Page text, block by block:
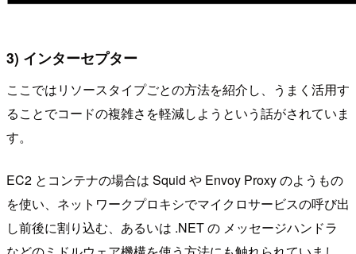
3) インターセプター
ここではリソースタイプごとの方法を紹介し、うまく活用す
ることでコードの複雑さを軽減しようという話がされていま
す。
EC2 とコンテナの場合は Squid や Envoy Proxy のようもの
を使い、ネットワークプロキシでマイクロサービスの呼び出
し前後に割り込む、あるいは .NET の メッセージハンドラ